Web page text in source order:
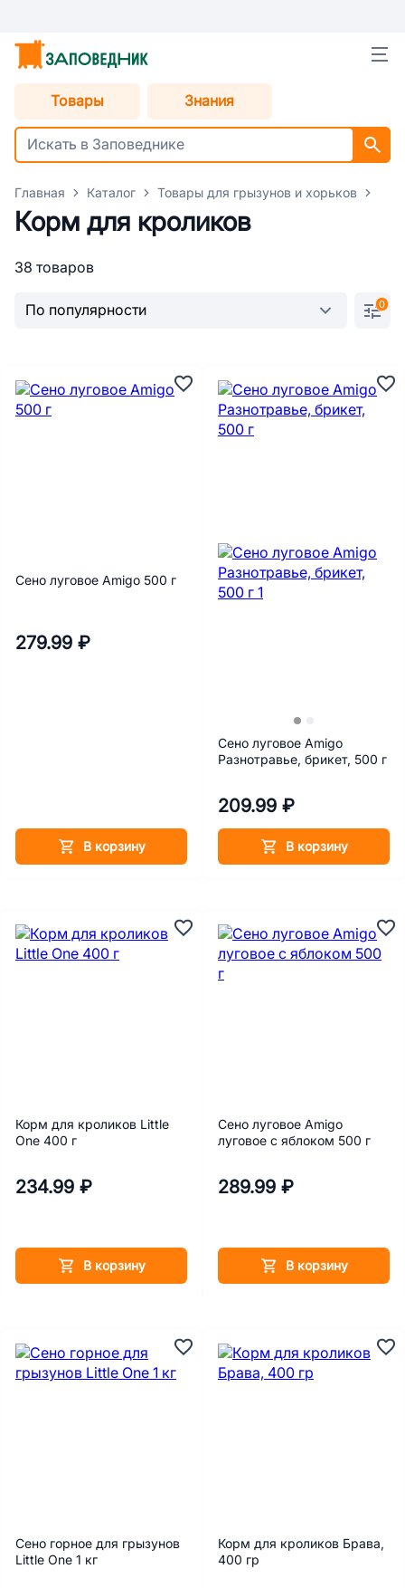
Товары Знания
Главная Каталог Товары для грызунов и хорьков
Корм для кроликов
38 товаров
0
Сено луговое Amigo 500 г
279.99 ₽
В корзину
Сено луговое Amigo
Разнотравье, брикет, 500 г
209.99 ₽
В корзину
Корм для кроликов Little
One 400 г
234.99 ₽
В корзину
Сено луговое Amigo
луговое с яблоком 500 г
289.99 ₽
В корзину
Сено горное для грызунов
Little One 1 кг
Корм для кроликов Брава,
400 гр